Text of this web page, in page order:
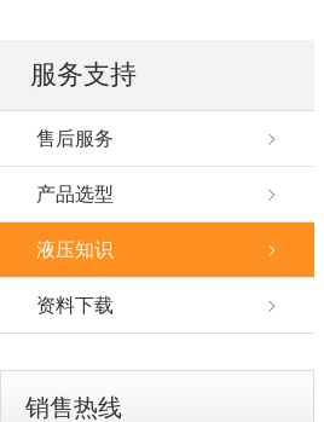
服务支持
售后服务
产品选型
液压知识
资料下载
销售热线